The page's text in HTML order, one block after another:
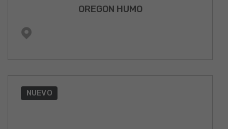
OREGON HUMO
NUEVO